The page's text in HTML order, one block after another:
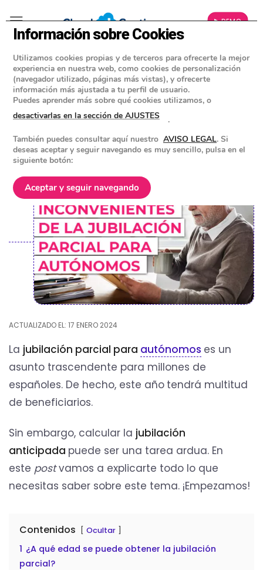
▶ DEMO
BLOG»ACTUALIDAD AUTÓNOMOS
Ventajas e inconvenientes de la
jubilación parcial para autónomos
POSTED ON28 ABRIL 2023 BYEQUIPO DE CLOUD GESTION
ACTUALIZADO EL: 17 ENERO 2024
La jubilación parcial para autónomos es un
asunto trascendente para millones de
españoles. De hecho, este año tendrá multitud
de beneficiarios.
Sin embargo, calcular la jubilación
anticipada puede ser una tarea ardua. En
este postvamos a explicarte todo lo que
necesitas saber sobre este tema. ¡Empezamos!
Contenidos Ocultar
1 ¿A qué edad se puede obtener la jubilación
parcial?
Información sobre Cookies
Utilizamos cookies propias y de terceros para ofrecerte la mejor
experiencia en nuestra web, como cookies de personalización
(navegador utilizado, páginas más vistas), y ofrecerte
información más ajustada a tu perfil de usuario.
Puedes aprender más sobre qué cookies utilizamos, o
desactivarlas en la sección de AJUSTES
.
También puedes consultar aquí nuestro AVISO LEGAL. Si
deseas aceptar y seguir navegando es muy sencillo, pulsa en el
siguiente botón:
Aceptar y seguir navegando